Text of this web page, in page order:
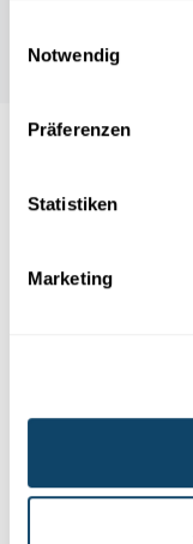
Notwendig
Präferenzen
Statistiken
Marketing